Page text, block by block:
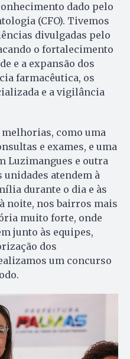
dado pelo
(CFO). Tivemos
divulgadas pelo
o fortalecimento
e a expansão dos
farmacêutica, os
e a vigilância
como uma
e exames, e uma
Luzimangues e outra
unidades atendem à
durante o dia e às
noite, nos bairros mais
muito forte, onde
junto às equipes,
dos
um concurso